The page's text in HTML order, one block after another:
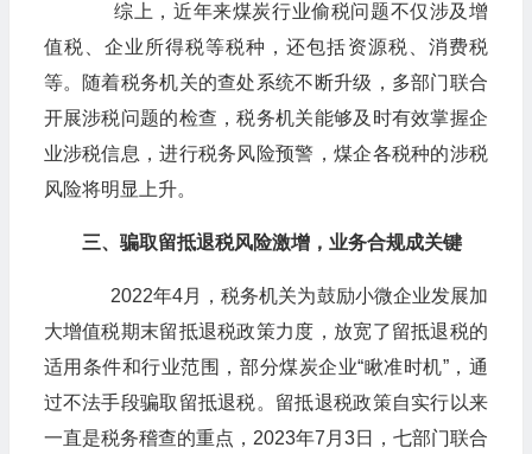
综上，近年来煤炭行业偷税问题不仅涉及增
值税、企业所得税等税种，还包括资源税、消费税
等。随着税务机关的查处系统不断升级，多部门联合
开展涉税问题的检查，税务机关能够及时有效掌握企
业涉税信息，进行税务风险预警，煤企各税种的涉税
风险将明显上升。
三、骗取留抵退税风险激增，业务合规成关键
2022年4月，税务机关为鼓励小微企业发展加
大增值税期末留抵退税政策力度，放宽了留抵退税的
适用条件和行业范围，部分煤炭企业“瞅准时机”，通
过不法手段骗取留抵退税。留抵退税政策自实行以来
一直是税务稽查的重点，2023年7月3日，七部门联合